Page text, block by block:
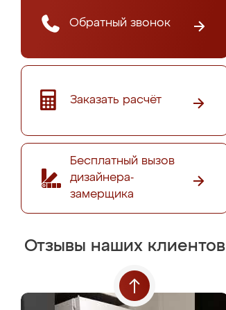
Обратный звонок
Заказать расчёт
Бесплатный вызов
дизайнера-
замерщика
Отзывы наших клиентов